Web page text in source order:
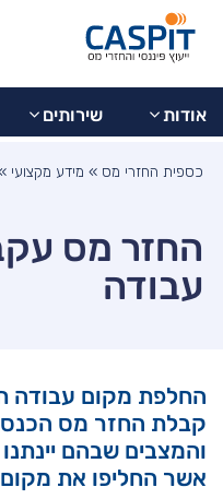
אודות שירותים
כספית החזרי מס » מידע מקצועי
החזר מס
עבודה
החלפת מקום עבודה
קבלת החזר מס
והמצבים שבהם
אשר החליפו את